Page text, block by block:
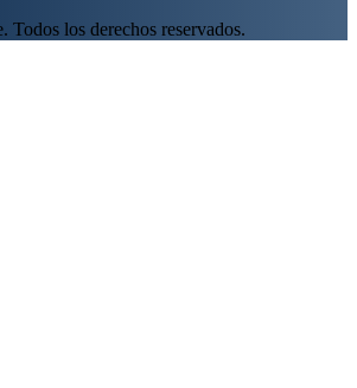
Todos los derechos reservados.